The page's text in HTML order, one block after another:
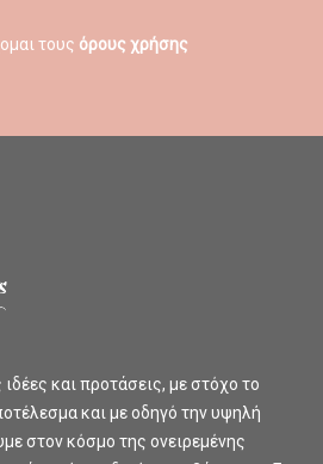
τους όρους χρήσης
και προτάσεις, με στόχο το
και με οδηγό την υψηλή
στον κόσμο της ονειρεμένης